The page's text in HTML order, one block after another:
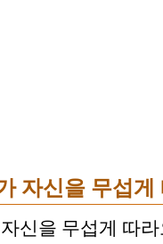
자신을 무섭게
신을 무섭게 따